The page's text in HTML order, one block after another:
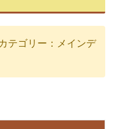
テゴリー：メインデ